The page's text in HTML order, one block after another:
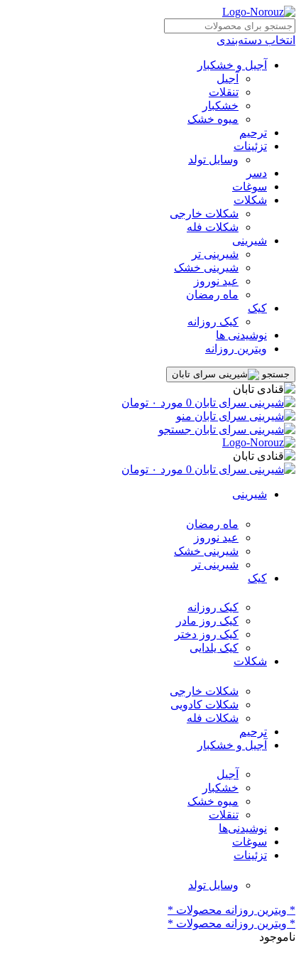
انتخاب دسته‌بندی
آجیل و خشکبار
آجیل
تنقلات
خشکبار
میوه خشک
ترحیم
تزئینات
وسایل تولد
دسر
سوغات
شکلات
شکلات خارجی
شکلات فله
شیرینی
شیرینی تر
شیرینی خشک
عید نوروز
ماه رمضان
کیک
کیک روزانه
نوشیدنی ها
ویترین روزانه
جستجو
0 مورد ۰ تومان
منو
جستجو
0 مورد ۰ تومان
شیرینی
ماه رمضان
عید نوروز
شیرینی خشک
شیرینی تر
کیک
کیک روزانه
کیک روز مادر
کیک روز دختر
کیک یلدایی
شکلات
شکلات خارجی
شکلات کادویی
شکلات فله
ترحیم
آجیل و خشکبار
آجیل
خشکبار
میوه خشک
تنقلات
نوشیدنی‌ها
سوغات
تزئینات
وسایل تولد
* ویترین روزانه محصولات *
* ویترین روزانه محصولات *
ناموجود